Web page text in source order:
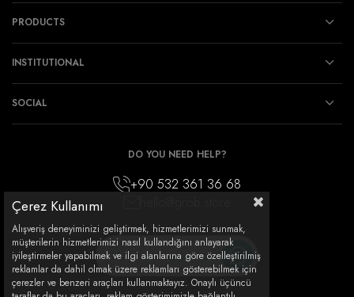
PRODUCTS
INSTITUTIONAL
SOCIAL
DO YOU NEED HELP?
+90 532 361 36 68
How can I support you?
Çerez Kullanımı
Alışveriş deneyiminizi geliştirmek, hizmetlerimizi sunmak,
müşterilerin hizmetlerimizi nasıl kullandığını anlayarak
iyileştirmeler yapabilmek ve ilgi alanlarına göre özelleştirilmiş
reklamlar da dahil olmak üzere reklamları gösterebilmek için
çerezler ve benzeri araçları kullanmaktayız. Onaylı üçüncü